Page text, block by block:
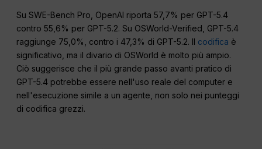
Su SWE-Bench Pro, OpenAI riporta 57,7% per GPT-5.4
contro 55,6% per GPT-5.2. Su OSWorld-Verified, GPT-5.4
raggiunge 75,0%, contro i 47,3% di GPT-5.2. Il codifica è
significativo, ma il divario di OSWorld è molto più ampio.
Ciò suggerisce che il più grande passo avanti pratico di
GPT-5.4 potrebbe essere nell'uso reale del computer e
nell'esecuzione simile a un agente, non solo nei punteggi
di codifica grezzi.